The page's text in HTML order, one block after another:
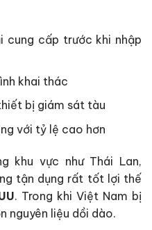
cung cấp trước khi nhập
khai thác
bị giám sát tàu
với tỷ lệ cao hơn
khu vực như Thái Lan,
tận dụng rất tốt lợi thế
. Trong khi Việt Nam bị
nguyên liệu dồi dào.